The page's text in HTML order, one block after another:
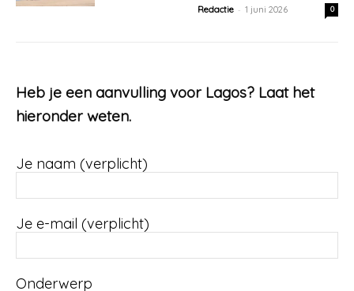
Redactie - 1 juni 2026 0
Heb je een aanvulling voor Lagos? Laat het
hieronder weten.
Je naam (verplicht)
Je e-mail (verplicht)
Onderwerp